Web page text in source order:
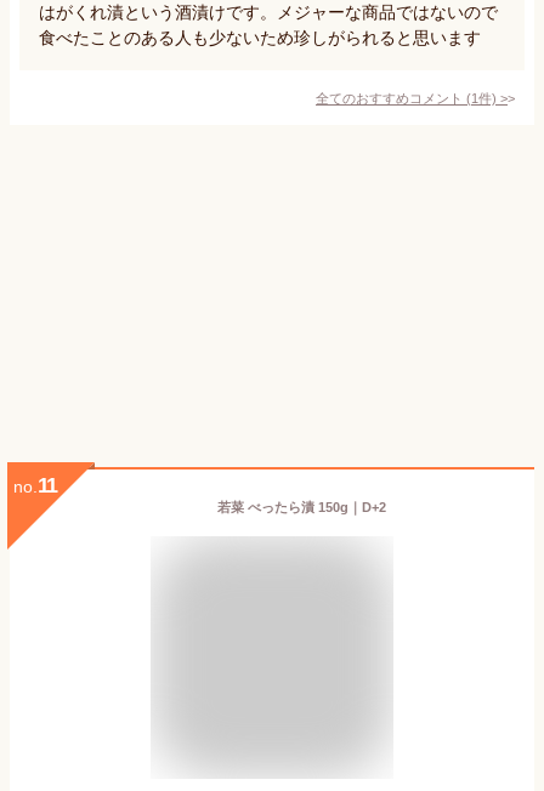
はがくれ漬という酒漬けです。メジャーな商品ではないので
食べたことのある人も少ないため珍しがられると思います
全てのおすすめコメント (1件) >
no. 11
若菜 べったら漬 150g｜D+2